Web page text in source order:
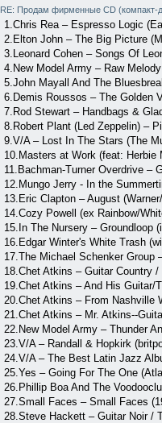
RE: Продам фирменные CD (компакт-
1.Chris Rea – Espresso Logic
2.Elton John – The Big Picture
3.Leonard Cohen – Songs Of
4.New Model Army ‎– Raw
5.John Mayall And The
6.Demis Roussos – The Golden
7.Rod Stewart – Handbags &
8.Robert Plant (Led Zeppelin) –
9.V/A ‎– Lost In The Stars (The
10.Masters at Work (feat: Herbie
11.Bachman-Turner Overdrive –
12.Mungo Jerry - In the
13.Eric Clapton – August
14.Cozy Powell (ex Rainbow/
15.In The Nursery ‎– Groundloop
16.Edgar Winter's White Trash
17.The Michael Schenker Group
18.Chet Atkins – Guitar Country
19.Chet Atkins – And His Guitar/
20.Chet Atkins – From Nashville
21.Chet Atkins – Mr. Atkins--
22.New Model Army – Thunder
23.V/A – Randall & Hopkirk
24.V/A – The Best Latin Jazz
25.Yes – Going For The One
26.Phillip Boa And The
27.Small Faces – Small Faces
28.Steve Hackett – Guitar Noir /